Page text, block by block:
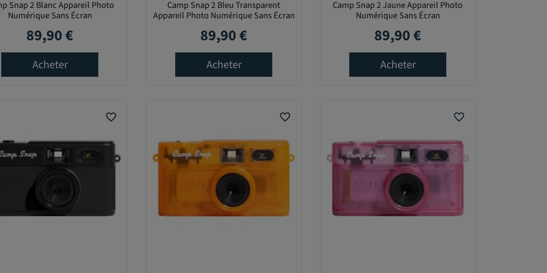
Snap 2 Blanc Appareil Photo
Numérique Sans Écran
Prix
89,90 €
Acheter
Camp Snap 2 Bleu Transparent
Appareil Photo Numérique Sans Écran
Prix
89,90 €
Acheter
Camp Snap 2 Jaune Appareil Photo
Numérique Sans Écran
Prix
89,90 €
Acheter
favorite_border favorite_border favorite_border